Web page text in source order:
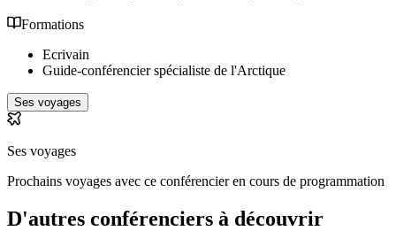
Formations
Ecrivain
Guide-conférencier spécialiste de l'Arctique
Ses voyages
Ses voyages
Prochains voyages avec ce conférencier en cours de programmation
D'autres conférenciers à découvrir